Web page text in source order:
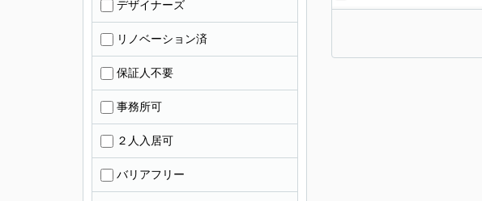
デザイナーズ
リノベーション済
保証人不要
事務所可
２人入居可
バリアフリー